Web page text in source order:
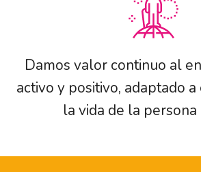
Damos valor continuo al
activo y positivo, adaptado
la vida de la persona